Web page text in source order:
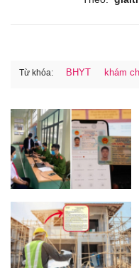
Từ khóa: BHYT khám